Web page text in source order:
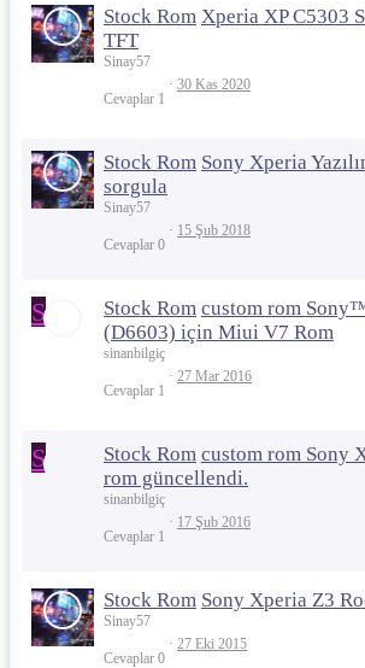
Stock Rom Xperia XP C5303
TFT
Sinay57
Cevaplar 1
30 Kas 2020
Stock Rom Sony Xperia
sorgula
Sinay57
Cevaplar 0
15 Şub 2018
S Stock Rom custom rom
(D6603) için Miui V7 Rom
sinanbilgiç
Cevaplar 1
27 Mar 2016
S Stock Rom custom rom Sony
rom güncellendi.
sinanbilgiç
Cevaplar 1
17 Şub 2016
Stock Rom Sony Xperia Z3
Sinay57
Cevaplar 0
27 Eki 2015